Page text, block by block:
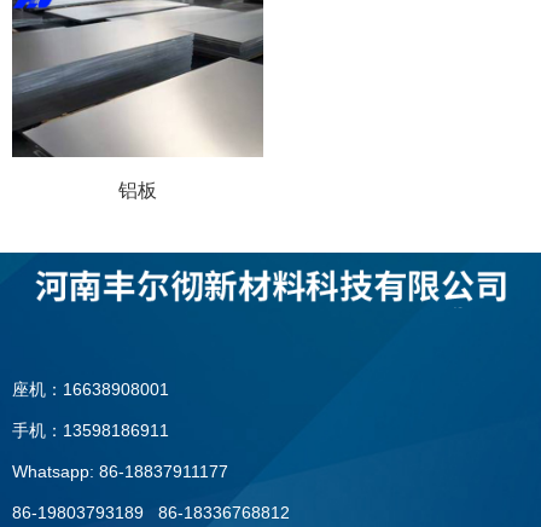
铝板
座机：16638908001
手机：13598186911
Whatsapp: 86-18837911177
86-19803793189 86-18336768812